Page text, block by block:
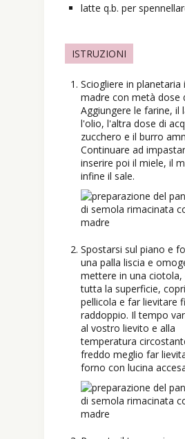
latte q.b. per
ISTRUZIONI
Sciogliere in planetaria
madre con metà dose
Aggiungere le farine, il
l'olio, l'altra dose di
zucchero e il burro
Continuare ad
inserire poi il miele, il
infine il sale.
Spostarsi sul piano e
una palla liscia e
mettere in una ciotola,
tutta la superficie,
pellicola e far lievitare
raddoppio. Il tempo
al vostro lievito e alla
temperatura
freddo meglio far
forno con lucina